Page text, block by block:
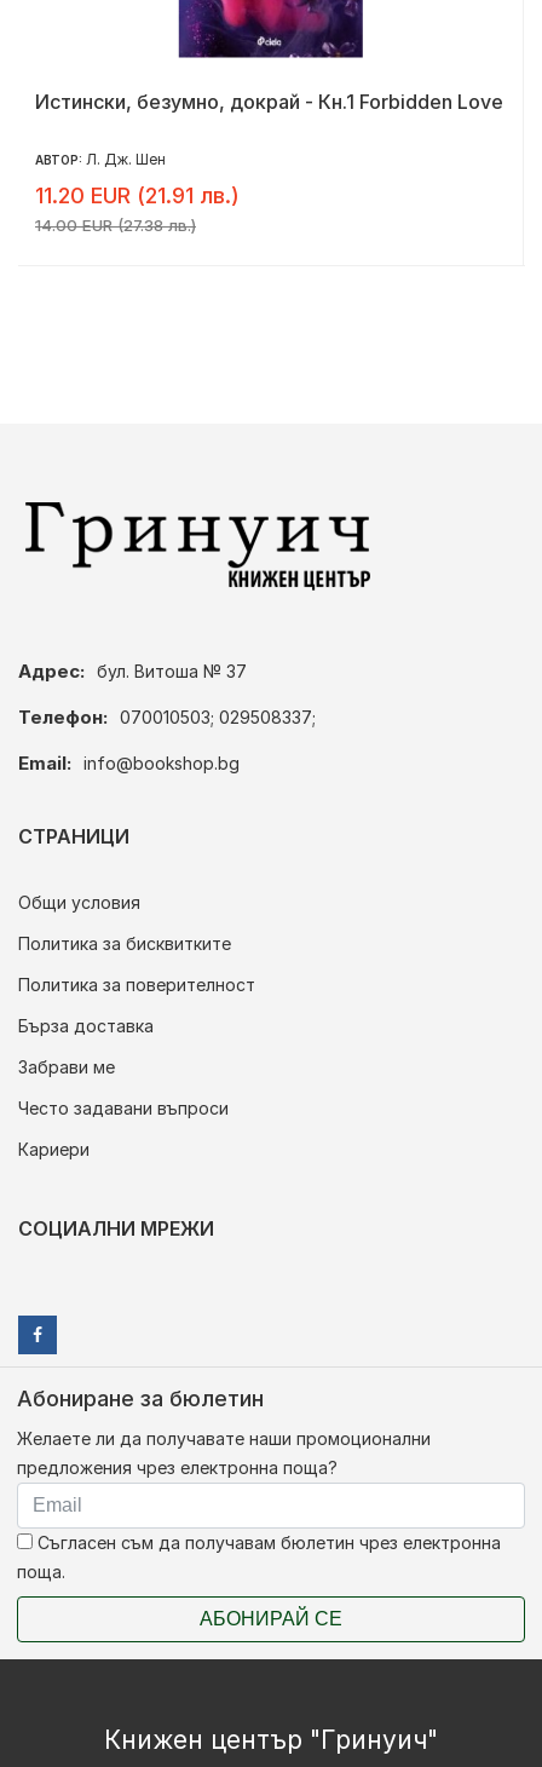
Истински, безумно, докрай - Кн.1 Forbidden Love
АВТОР: Л. Дж. Шен
11.20 EUR (21.91 лв.)
14.00 EUR (27.38 лв.)
Адрес: бул. Витоша № 37
Телефон: 070010503; 029508337;
Email: info@bookshop.bg
СТРАНИЦИ
Общи условия
Политика за бисквитките
Политика за поверителност
Бърза доставка
Забрави ме
Често задавани въпроси
Кариери
СОЦИАЛНИ МРЕЖИ
Абониране за бюлетин
Желаете ли да получавате наши промоционални
предложения чрез електронна поща?
Съгласен съм да получавам бюлетин чрез електронна
поща.
АБОНИРАЙ СЕ
Книжен център "Гринуич"